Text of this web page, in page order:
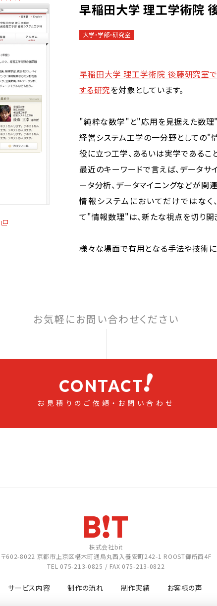
早稲田大学 理工学術院
大学・学部・研究室
早稲田大学 理工学術院 後藤研究室
する研究を対象としています。
"純粋な数学"と"応用を見据えた数理"
経営システム工学の一分野としての"
役に立つ工学、あるいは実学であるこ
最近のキーワードで言えば、データサ
ータ分析、データマイニングなどが関連
情報システムにおいてだけではな
て"情報数理"は、新たな視点を切り開
様々な場面で有用となる手法や技術に
お気軽にお問い合わせください
CONTACT
お見積りのご依頼・お問い合わせ
株式会社bit
〒602-8022 京都市上京区椹木町通烏丸西入養安町242-1 ROOST御所西4F
TEL 075-213-0825 / FAX 075-213-0822
サービス内容 制作の流れ 制作実績 お客様の声